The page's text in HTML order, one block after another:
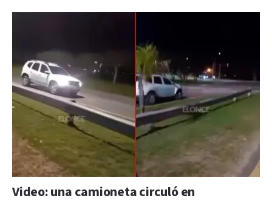
Video: una camioneta circuló en